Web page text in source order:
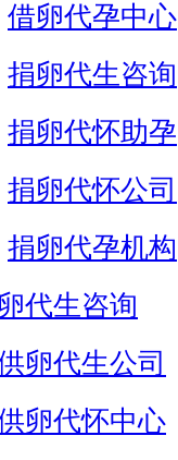
借卵代孕中心
捐卵代生咨询
捐卵代怀助孕
捐卵代怀公司
捐卵代孕机构
代生咨询
卵代生公司
卵代怀中心